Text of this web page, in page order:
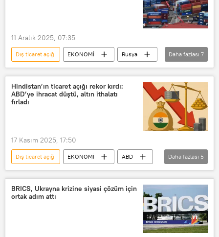
Et ithalatı
2025'TE NELER OLDU?
11 Aralık 2025, 07:35
Dış ticaret açığı EKONOMİ
Rusya
G20
Ticaret
dış ticaret fazlası
Almanya
ABD Türkiye
Daha fazlası 7
Hindistan’ın ticaret açığı rekor kırdı:
ABD’ye ihracat düştü, altın ithalatı
fırladı
17 Kasım 2025, 17:50
Dış ticaret açığı EKONOMİ
ABD
Ticaret Bakanlığı
Hindistan
ithalat
ihracat Altın
Daha fazlası 5
BRICS, Ukrayna krizine siyasi çözüm için
ortak adım attı